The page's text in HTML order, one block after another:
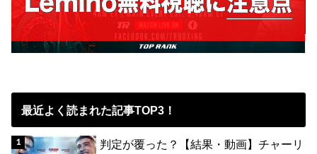
最近よく読まれた記事TOP3！
判定が覆った？【結果・動画】チャーリ